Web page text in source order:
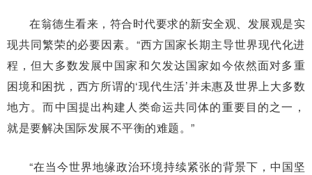
在翁德生看来，符合时代要求的新安全观、发展观是实
现共同繁荣的必要因素。“西方国家长期主导世界现代化进
程，但大多数发展中国家和欠发达国家如今依然面对多重
困境和困扰，西方所谓的‘现代生活’并未惠及世界上大多数
地方。而中国提出构建人类命运共同体的重要目的之一，
就是要解决国际发展不平衡的难题。”
“在当今世界地缘政治环境持续紧张的背景下，中国坚